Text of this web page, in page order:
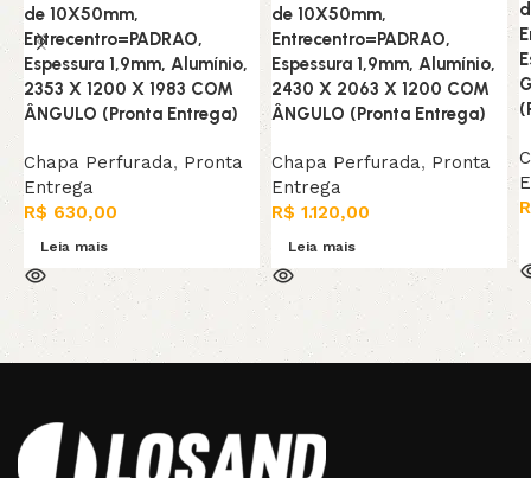
de 10X50mm,
Entrecentro=PADRAO,
Espessura 1,9mm, Alumínio,
2353 X 1200 X 1983 COM
ÂNGULO (Pronta Entrega)
Chapa Perfurada, Pronta
Entrega
R$ 630,00
Leia mais
de 10X50mm,
Entrecentro=PADRAO,
Espessura 1,9mm, Alumínio,
2430 X 2063 X 1200 COM
ÂNGULO (Pronta Entrega)
Chapa Perfurada, Pronta
Entrega
R$ 1.120,00
Leia mais